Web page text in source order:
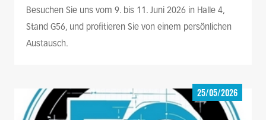
Besuchen Sie uns vom 9. bis 11. Juni 2026 in Halle 4,
Stand G56, und profitieren Sie von einem persönlichen
Austausch.
25/05/2026